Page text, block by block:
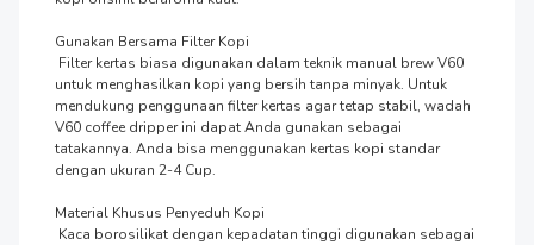
Gunakan Bersama Filter Kopi
untuk menghasilkan kopi yang bersih tanpa minyak. Untuk
mendukung penggunaan filter kertas agar tetap stabil, wadah
V60 coffee dripper ini dapat Anda gunakan sebagai
tatakannya. Anda bisa menggunakan kertas kopi standar
dengan ukuran 2-4 Cup.
Material Khusus Penyeduh Kopi